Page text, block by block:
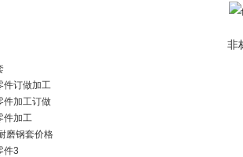
非
件订做加工
件加工订做
件加工
磨钢套价格
件3